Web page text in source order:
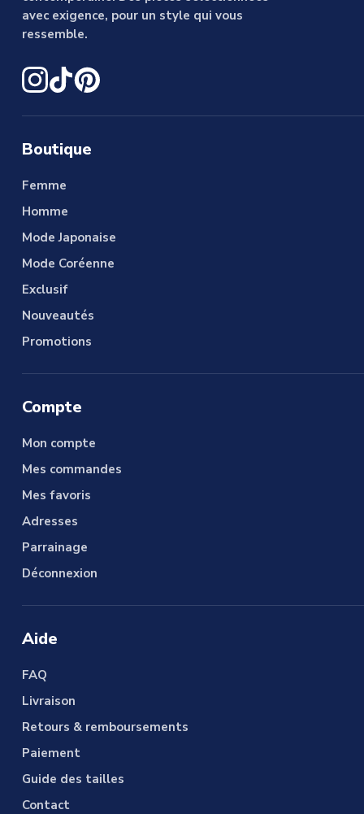
avec exigence, pour un style qui vous
ressemble.
Boutique
Femme
Homme
Mode Japonaise
Mode Coréenne
Exclusif
Nouveautés
Promotions
Compte
Mon compte
Mes commandes
Mes favoris
Adresses
Parrainage
Déconnexion
Aide
FAQ
Livraison
Retours & remboursements
Paiement
Guide des tailles
Contact